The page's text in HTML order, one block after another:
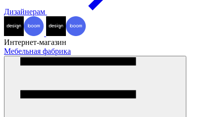
Дизайнерам
Интернет-магазин
Мебельная фабрика